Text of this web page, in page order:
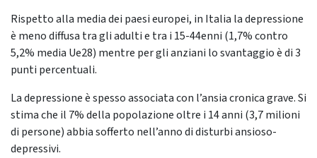
Rispetto alla media dei paesi europei, in Italia la depressione
è meno diffusa tra gli adulti e tra i 15-44enni (1,7% contro
5,2% media Ue28) mentre per gli anziani lo svantaggio è di 3
punti percentuali.
La depressione è spesso associata con l’ansia cronica grave. Si
stima che il 7% della popolazione oltre i 14 anni (3,7 milioni
di persone) abbia sofferto nell’anno di disturbi ansioso-
depressivi.